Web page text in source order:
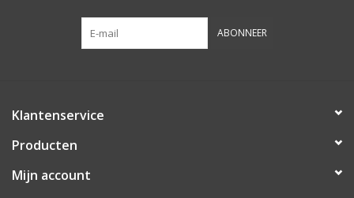
ABONNEER
Klantenservice
Producten
Mijn account